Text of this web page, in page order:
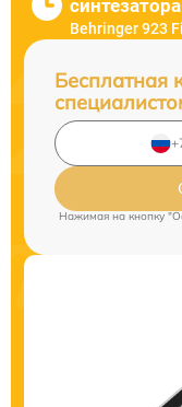
синтезатора
Behringer 923
Бесплатная
Нажимая на кнопку